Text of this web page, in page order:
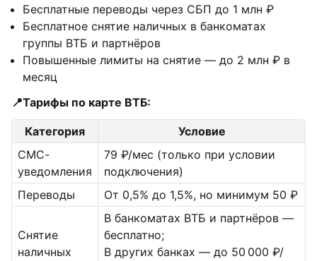
Бесплатные переводы через СБП до 1 млн ₽
Бесплатное снятие наличных в банкоматах
группы ВТБ и партнёров
Повышенные лимиты на снятие — до 2 млн ₽ в
месяц
📍Тарифы по карте ВТБ:
Категория
Условие
СМС-
уведомления
79 ₽/мес (только при условии
подключения)
Переводы
От 0,5% до 1,5%, но минимум 50 ₽
Снятие
наличных
В банкоматах ВТБ и партнёров —
бесплатно;
В других банках — до 50 000 ₽/